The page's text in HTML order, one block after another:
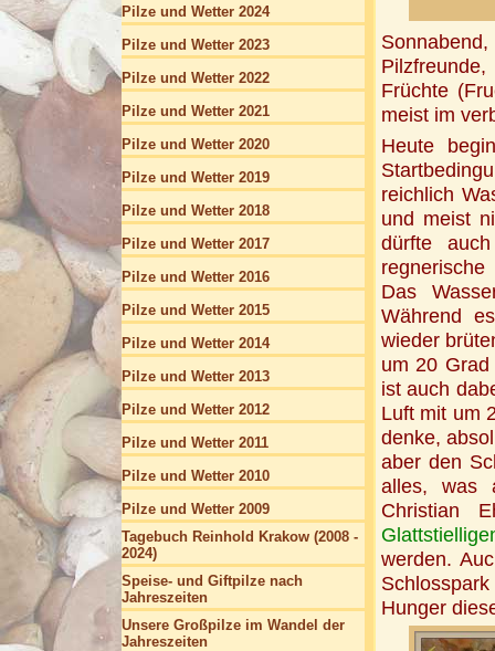
Früchte
meist im
Heute
reichlich
und meist
dürfte
Das
Während
wieder
um 20
ist auch
Luft mit um
denke,
aber den
alles, was
Christian
werden.
Hunger
Pilze und Wetter 2024
Pilze und Wetter 2023
Pilze und Wetter 2022
Pilze und Wetter 2021
Pilze und Wetter 2020
Pilze und Wetter 2019
Pilze und Wetter 2018
Pilze und Wetter 2017
Pilze und Wetter 2016
Pilze und Wetter 2015
Pilze und Wetter 2014
Pilze und Wetter 2013
Pilze und Wetter 2012
Pilze und Wetter 2011
Pilze und Wetter 2010
Pilze und Wetter 2009
Tagebuch Reinhold Krakow (2008 -
2024)
Speise- und Giftpilze nach
Jahreszeiten
Unsere Großpilze im Wandel der
Jahreszeiten